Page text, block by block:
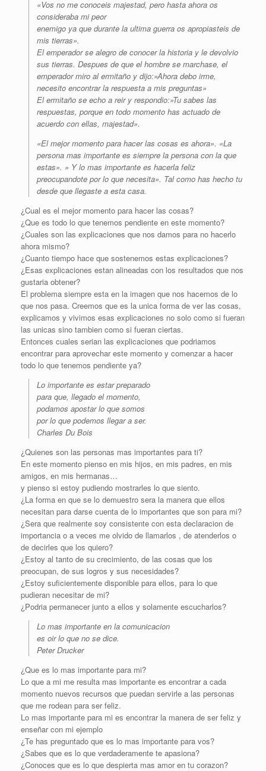
«Vos no me conoceis majestad, pero hasta ahora os
consideraba mi peor
enemigo ya que durante la ultima guerra os apropiasteis de
mis tierras».
El emperador se alegro de conocer la historia y le devolvio
sus tierras. Despues de que el hombre se marchase, el
emperador miro al ermitaño y dijo:»Ahora debo irme,
necesito encontrar la respuesta a mis preguntas»
El ermitaño se echo a reir y respondio:»Tu sabes las
respuestas, porque en todo momento has actuado de
acuerdo con ellas, majestad».
«El mejor momento para hacer las cosas es ahora». «La
persona mas importante es siempre la persona con la que
estas». » Y lo mas importante es hacerla feliz
preocupandote por lo que necesita». Tal como has hecho tu
desde que llegaste a esta casa.
¿Cual es el mejor momento para hacer las cosas?
¿Que es todo lo que tenemos pendiente en este momento?
¿Cuales son las explicaciones que nos damos para no hacerlo
ahora mismo?
¿Cuanto tiempo hace que sostenemos estas explicaciones?
¿Esas explicaciones estan alineadas con los resultados que nos
gustaria obtener?
El problema siempre esta en la imagen que nos hacemos de lo
que nos pasa. Creemos que es la unica forma de ver las cosas,
explicamos y vivimos esas explicaciones no solo como si fueran
las unicas sino tambien como si fueran ciertas.
Entonces cuales serian las explicaciones que podriamos
encontrar para aprovechar este momento y comenzar a hacer
todo lo que tenemos pendiente ya?
Lo importante es estar preparado
para que, llegado el momento,
podamos apostar lo que somos
por lo que podemos llegar a ser.
Charles Du Bois
¿Quienes son las personas mas importantes para ti?
En este momento pienso en mis hijos, en mis padres, en mis
amigos, en mis hermanas…
y pienso si estoy pudiendo mostrarles lo que siento.
¿La forma en que se lo demuestro sera la manera que ellos
necesitan para darse cuenta de lo importantes que son para mi?
¿Sera que realmente soy consistente con esta declaracion de
importancia o a veces me olvido de llamarlos , de atenderlos o
de decirles que los quiero?
¿Estoy al tanto de su crecimiento, de las cosas que los
preocupan, de sus logros y sus necesidades?
¿Estoy suficientemente disponible para ellos, para lo que
pudieran necesitar de mi?
¿Podria permanecer junto a ellos y solamente escucharlos?
Lo mas importante en la comunicacion
es oir lo que no se dice.
Peter Drucker
¿Que es lo mas importante para mi?
Lo que a mi me resulta mas importante es encontrar a cada
momento nuevos recursos que puedan servirle a las personas
que me rodean para ser feliz.
Lo mas importante para mi es encontrar la manera de ser feliz y
enseñar con mi ejemplo
¿Te has preguntado que es lo mas importante para vos?
¿Sabes que es lo que verdaderamente te apasiona?
¿Conoces que es lo que despierta mas amor en tu corazon?